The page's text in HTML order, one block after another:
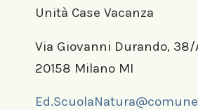
Unità Case Vacanza
Via Giovanni Durando, 38/
20158 Milano MI